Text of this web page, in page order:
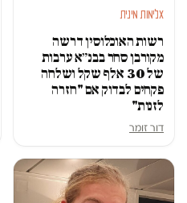
אלימות מינית
רשות האוכלוסין דרשה
מקורבן סחר בבנ״א ערבות
של 30 אלף שקל ושלחה
פקחים לבדוק אם "חזרה
לזנות"
דור זומר